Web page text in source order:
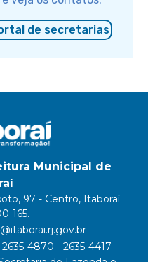
de secretarias
Municipal de
97 - Centro, Itaboraí
165.
2635-4870 - 2635-4417